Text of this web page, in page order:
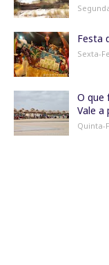
Festa
Sexta-
O que
Vale a
Quinta-